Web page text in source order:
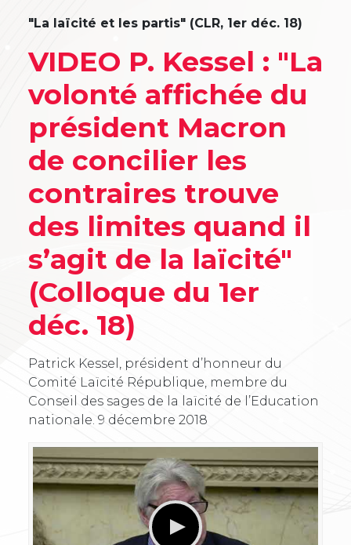
"La laïcité et les partis" (CLR, 1er déc. 18)
VIDEO P. Kessel : "La
volonté affichée du
président Macron
de concilier les
contraires trouve
des limites quand il
s’agit de la laïcité"
(Colloque du 1er
déc. 18)
Patrick Kessel, président d’honneur du
Comité Laïcité République, membre du
Conseil des sages de la laïcité de l’Education
nationale. 9 décembre 2018